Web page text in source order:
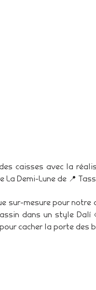
caisses avec la
La Demi-Lune de 📍
sur-mesure pour notre
dans un style
cacher la porte des